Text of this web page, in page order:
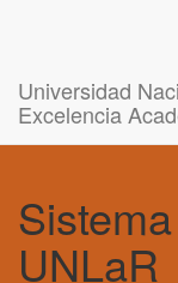
Universidad
Excelencia
UNLaR